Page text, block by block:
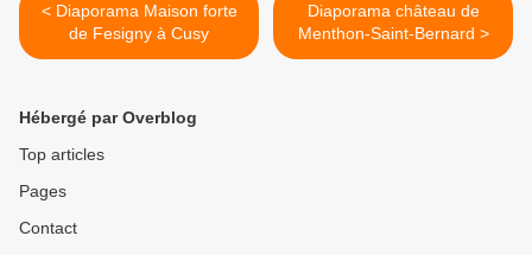
< Diaporama Maison forte
de Fesigny à Cusy
Diaporama château de
Menthon-Saint-Bernard >
Hébergé par Overblog
Top articles
Pages
Contact